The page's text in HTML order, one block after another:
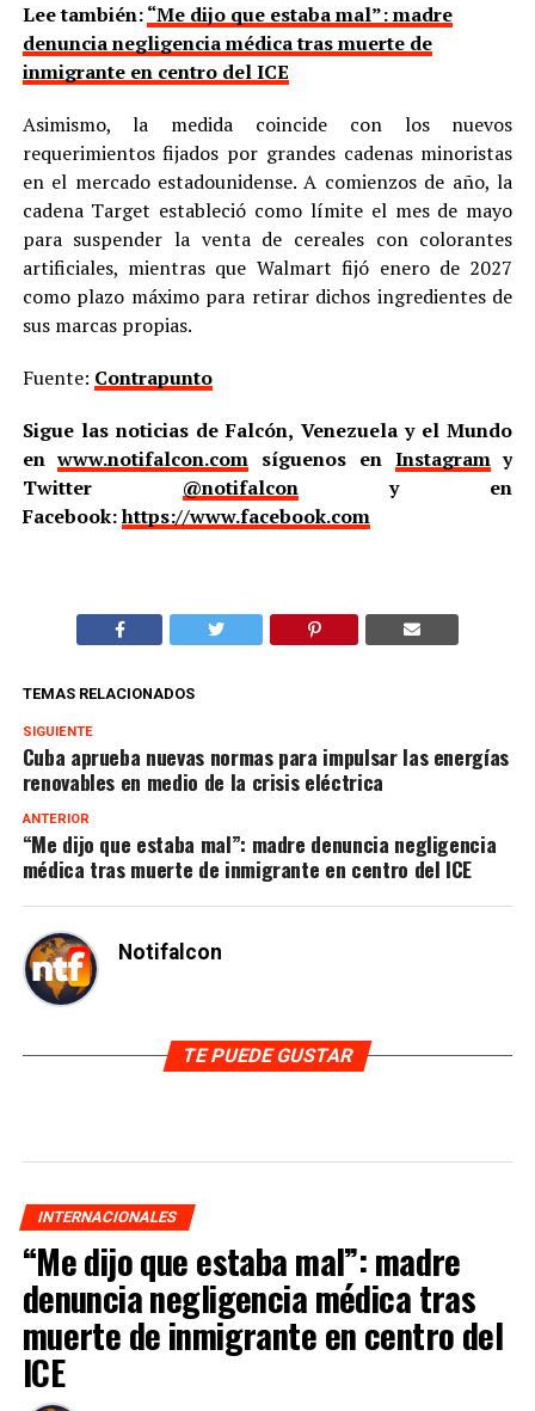
Lee también:“Me dijo que estaba mal”: madre
denuncia negligencia médica tras muerte de
inmigrante en centro del ICE
Asimismo, la medida coincide con los nuevos
requerimientos fijados por grandes cadenas minoristas
en el mercado estadounidense. A comienzos de año, la
cadena Target estableció como límite el mes de mayo
para suspender la venta de cereales con colorantes
artificiales, mientras que Walmart fijó enero de 2027
como plazo máximo para retirar dichos ingredientes de
sus marcas propias.
Fuente: Contrapunto
Sigue las noticias de Falcón, Venezuela y el Mundo
enwww.notifalcon.com síguenos en Instagramy
Twitter @notifalcony en
Facebook:https://www.facebook.com
TEMAS RELACIONADOS
SIGUIENTE
Cuba aprueba nuevas normas para impulsar las energías
renovables en medio de la crisis eléctrica
ANTERIOR
“Me dijo que estaba mal”: madre denuncia negligencia
médica tras muerte de inmigrante en centro del ICE
Notifalcon
TE PUEDE GUSTAR
INTERNACIONALES
“Me dijo que estaba mal”: madre
denuncia negligencia médica tras
muerte de inmigrante en centro del
ICE